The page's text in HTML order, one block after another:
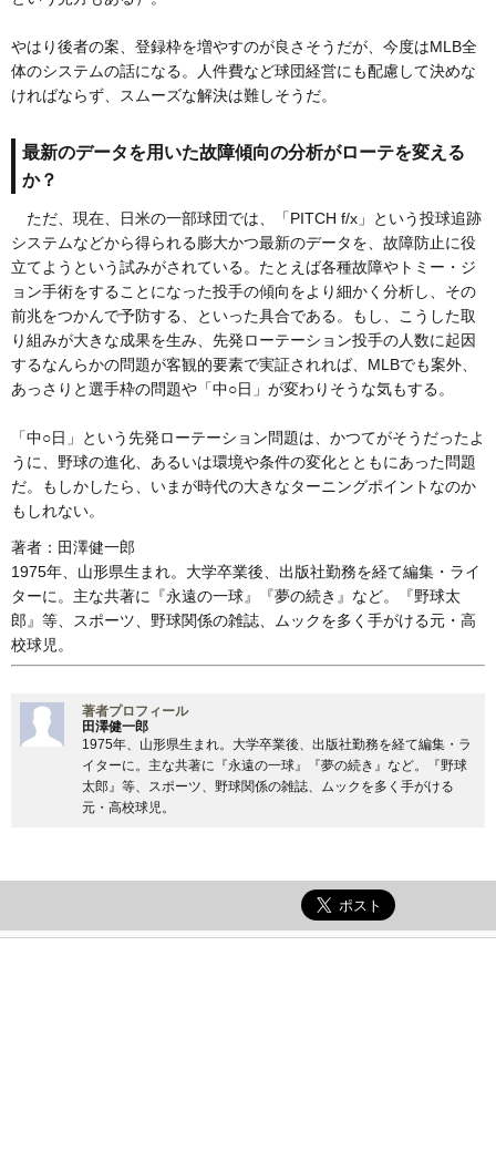
やはり後者の案、登録枠を増やすのが良さそうだが、今度はMLB全
体のシステムの話になる。人件費など球団経営にも配慮して決めな
ければならず、スムーズな解決は難しそうだ。
最新のデータを用いた故障傾向の分析がローテを変える
か？
ただ、現在、日米の一部球団では、「PITCH f/x」という投球追跡
システムなどから得られる膨大かつ最新のデータを、故障防止に役
立てようという試みがされている。たとえば各種故障やトミー・ジ
ョン手術をすることになった投手の傾向をより細かく分析し、その
前兆をつかんで予防する、といった具合である。もし、こうした取
り組みが大きな成果を生み、先発ローテーション投手の人数に起因
するなんらかの問題が客観的要素で実証されれば、MLBでも案外、
あっさりと選手枠の問題や「中○日」が変わりそうな気もする。
「中○日」という先発ローテーション問題は、かつてがそうだったよ
うに、野球の進化、あるいは環境や条件の変化とともにあった問題
だ。もしかしたら、いまが時代の大きなターニングポイントなのか
もしれない。
著者：田澤健一郎
1975年、山形県生まれ。大学卒業後、出版社勤務を経て編集・ライ
ターに。主な共著に『永遠の一球』『夢の続き』など。『野球太
郎』等、スポーツ、野球関係の雑誌、ムックを多く手がける元・高
校球児。
著者プロフィール
田澤健一郎
1975年、山形県生まれ。大学卒業後、出版社勤務を経て編集・ラ
イターに。主な共著に『永遠の一球』『夢の続き』など。『野球
太郎』等、スポーツ、野球関係の雑誌、ムックを多く手がける
元・高校球児。